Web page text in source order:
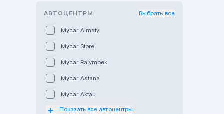
АВТОЦЕНТРЫ Выбрать все
Mycar Almaty
Mycar Store
Mycar Raiymbek
Mycar Astana
Mycar Aktau
Mycar Uralsk
Показать все автоцентры